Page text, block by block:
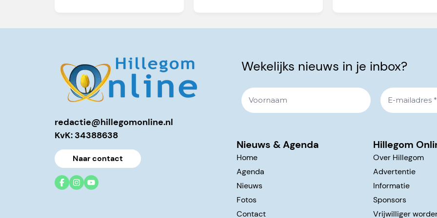
redactie@hillegomonline.nl
KvK: 34388638
Naar contact
Wekelijks nieuws in je inbox?
Nieuws & Agenda
Home
Agenda
Nieuws
Fotos
Contact
Hillegom
Over Hillegom
Advertentie
Informatie
Sponsors
Vrijwilliger